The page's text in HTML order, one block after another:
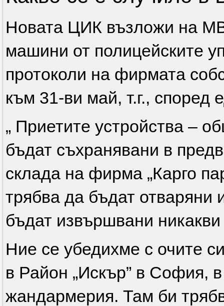
Новата ЦИК възложи на
машини от полицейските
протоколи на фирмата
към 31-ви май, т.г., според
„ Приетите устройства –
бъдат съхранявани в
склада на фирма „Карго
трябва да бъдат отваряни
бъдат извършвани никакви
Ние се убедихме с очите
в Район „Искър” в София,
жандармерия. Там би